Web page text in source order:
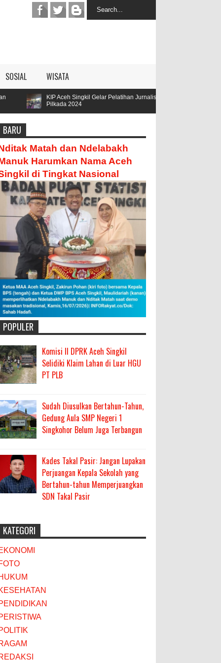
SOSIAL WISATA
Aceh Singkil Gelar Pelatihan Jurnalis
Pilkada 2024
Parengge Rengge
BARU
Matah dan Ndelabakh
Harumkan Nama Aceh
di Tingkat Nasional
POPULER
Komisi II DPRK Aceh Singkil
Selidiki Klaim Lahan di Luar HGU
PT PLB
Sudah Diusulkan Bertahun-Tahun,
Gedung Aula SMP Negeri 1
Singkohor Belum Juga Terbangun
Kades Takal Pasir: Jangan Lupakan
Perjuangan Kepala Sekolah yang
Bertahun-tahun Memperjuangkan
SDN Takal Pasir
KATEGORI